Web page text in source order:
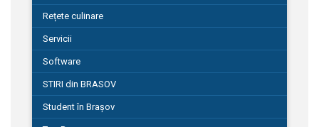
Rețete culinare
Servicii
Software
STIRI din BRASOV
Student în Brașov